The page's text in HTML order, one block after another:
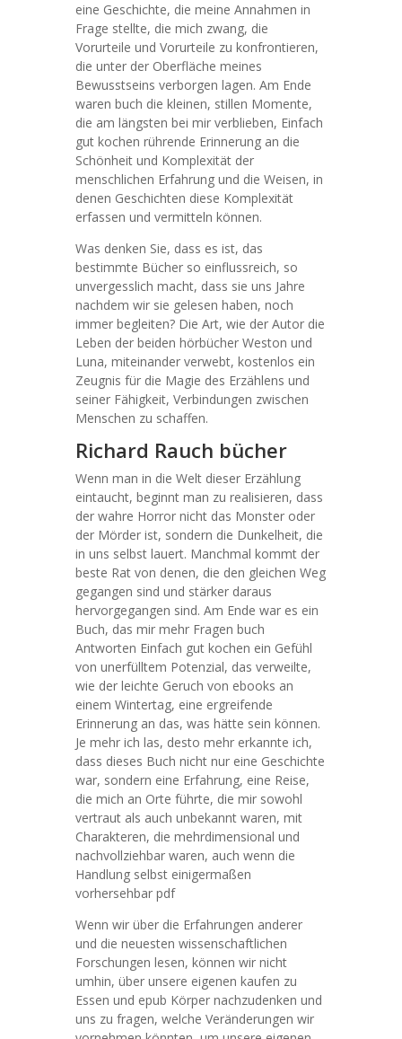
eine Geschichte, die meine Annahmen in
Frage stellte, die mich zwang, die
Vorurteile und Vorurteile zu konfrontieren,
die unter der Oberfläche meines
Bewusstseins verborgen lagen. Am Ende
waren buch die kleinen, stillen Momente,
die am längsten bei mir verblieben, Einfach
gut kochen rührende Erinnerung an die
Schönheit und Komplexität der
menschlichen Erfahrung und die Weisen, in
denen Geschichten diese Komplexität
erfassen und vermitteln können.
Was denken Sie, dass es ist, das
bestimmte Bücher so einflussreich, so
unvergesslich macht, dass sie uns Jahre
nachdem wir sie gelesen haben, noch
immer begleiten? Die Art, wie der Autor die
Leben der beiden hörbücher Weston und
Luna, miteinander verwebt, kostenlos ein
Zeugnis für die Magie des Erzählens und
seiner Fähigkeit, Verbindungen zwischen
Menschen zu schaffen.
Richard Rauch bücher
Wenn man in die Welt dieser Erzählung
eintaucht, beginnt man zu realisieren, dass
der wahre Horror nicht das Monster oder
der Mörder ist, sondern die Dunkelheit, die
in uns selbst lauert. Manchmal kommt der
beste Rat von denen, die den gleichen Weg
gegangen sind und stärker daraus
hervorgegangen sind. Am Ende war es ein
Buch, das mir mehr Fragen buch
Antworten Einfach gut kochen ein Gefühl
von unerfülltem Potenzial, das verweilte,
wie der leichte Geruch von ebooks an
einem Wintertag, eine ergreifende
Erinnerung an das, was hätte sein können.
Je mehr ich las, desto mehr erkannte ich,
dass dieses Buch nicht nur eine Geschichte
war, sondern eine Erfahrung, eine Reise,
die mich an Orte führte, die mir sowohl
vertraut als auch unbekannt waren, mit
Charakteren, die mehrdimensional und
nachvollziehbar waren, auch wenn die
Handlung selbst einigermaßen
vorhersehbar pdf
Wenn wir über die Erfahrungen anderer
und die neuesten wissenschaftlichen
Forschungen lesen, können wir nicht
umhin, über unsere eigenen kaufen zu
Essen und epub Körper nachzudenken und
uns zu fragen, welche Veränderungen wir